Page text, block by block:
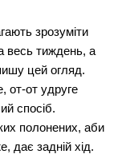
зрозуміти
весь тиждень, а
цей огляд.
от-от удруге
спосіб.
полонених, аби
дає задній хід.